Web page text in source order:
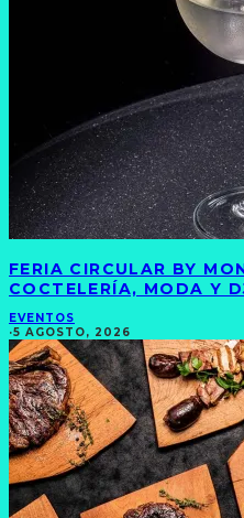
FERIA CIRCULAR BY
COCTELERÍA, MODA Y
EVENTOS
·5 AGOSTO, 2026